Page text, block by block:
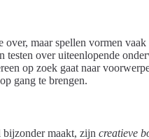
over, maar spellen vormen
over uiteenlopende
op zoek gaat naar
gang te brengen.
bijzonder maakt, zijn creatieve